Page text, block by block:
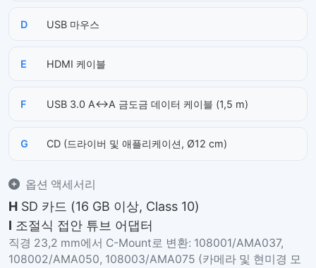
D USB 마우스
E HDMI 케이블
F USB 3.0 A↔A 금도금 데이터 케이블 (1,5 m)
G CD (드라이버 및 애플리케이션, Ø12 cm)
옵션 액세서리
H SD 카드 (16 GB 이상, Class 10)
I 조절식 접안 튜브 어댑터
직경 23,2 mm에서 C-Mount로 변환: 108001/AMA037,
108002/AMA050, 108003/AMA075 (카메라 및 현미경 모